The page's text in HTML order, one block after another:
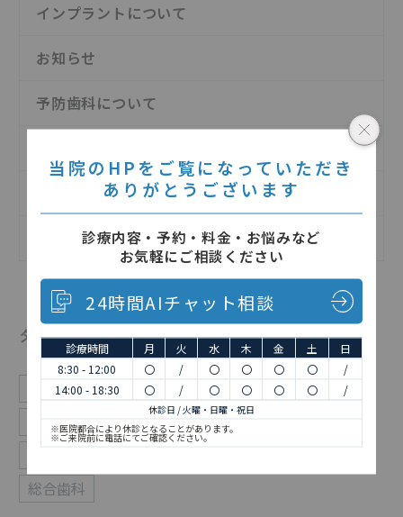
インプラントについて
お知らせ
予防歯科について
歯の治療について
矯正歯科について
タグ
お知らせ インプラント 予防歯科
休診
口腔外科
審美 審美歯科 日々
歯周病
総合歯科
当院のHPをご覧になっていただき
ありがとうございます
診療内容・予約・料金・お悩みなど
お気軽にご相談ください
24時間AIチャット相談
診療時間 月 火 水 木 金 土
日
8:30 - 12:00
〇 / 〇 〇 〇 〇
/
14:00 - 18:30
〇 / 〇 〇 〇 〇 /
休診日 / 火曜・日曜・祝日
※医院都合により休診となることがあります。
※ご来院前に電話にてご確認ください。